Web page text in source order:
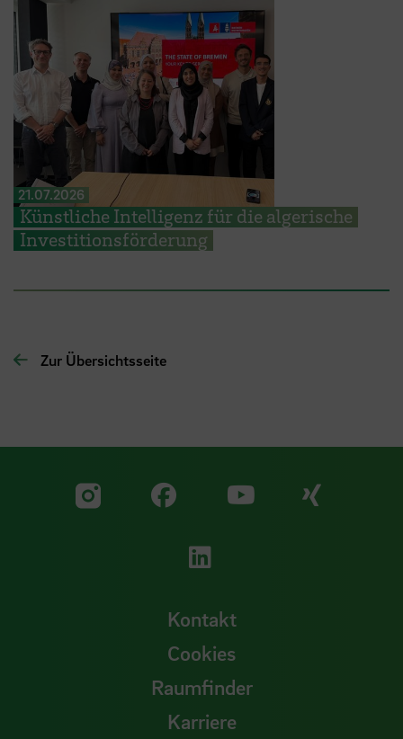
21.07.2026
Künstliche Intelligenz für die algerische
Investitionsförderung
Zur Übersichtsseite
Zu unserer Facebook
Zu
Zu unserer
Kontakt
Cookies
Raumfinder
Karriere